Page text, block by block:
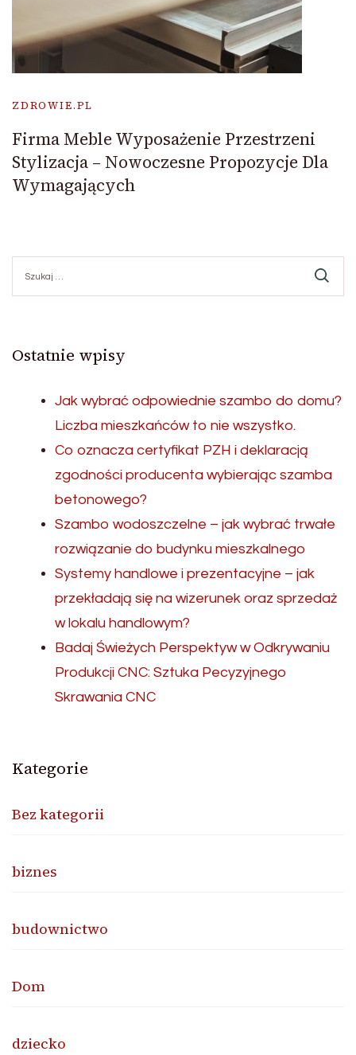
ZDROWIE.PL
Firma Meble Wyposażenie Przestrzeni
Stylizacja – Nowoczesne Propozycje Dla
Wymagających
Ostatnie wpisy
Jak wybrać odpowiednie szambo do domu?
Liczba mieszkańców to nie wszystko.
Co oznacza certyfikat PZH i deklaracją
zgodności producenta wybierając szamba
betonowego?
Szambo wodoszczelne – jak wybrać trwałe
rozwiązanie do budynku mieszkalnego
Systemy handlowe i prezentacyjne – jak
przekładają się na wizerunek oraz sprzedaż
w lokalu handlowym?
Badaj Świeżych Perspektyw w Odkrywaniu
Produkcji CNC: Sztuka Pecyzyjnego
Skrawania CNC
Kategorie
Bez kategorii
biznes
budownictwo
Dom
dziecko